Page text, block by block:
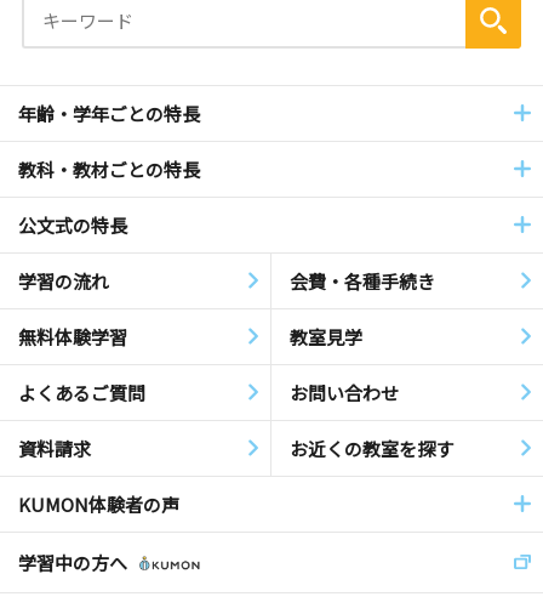
年齢・学年ごとの特長
教科・教材ごとの特長
公文式の特長
学習の流れ 会費・各種手続き
無料体験学習 教室見学
よくあるご質問 お問い合わせ
資料請求 お近くの教室を探す
KUMON体験者の声
学習中の方へ